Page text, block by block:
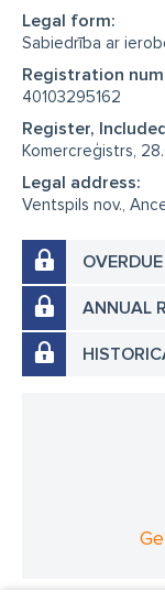
Legal form:
Sabiedrība ar
Registration
40103295162
Register,
Komercreģistrs,
Legal address:
Ventspils nov.,
ANNUAL